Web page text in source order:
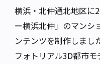
横浜・北仲通北地区に
ー横浜北仲」のマンシ
ンテンツを制作しまし
フォトリアル3D都市モ